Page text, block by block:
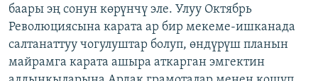
баары эң сонун көрүнчү эле. Улуу Октябрь
Революциясына карата ар бир мекеме-ишканада
салтанаттуу чогулуштар болуп, өндүрүш планын
майрамга карата ашыра аткарган эмгектин